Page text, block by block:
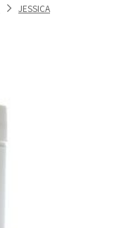
JESSICA